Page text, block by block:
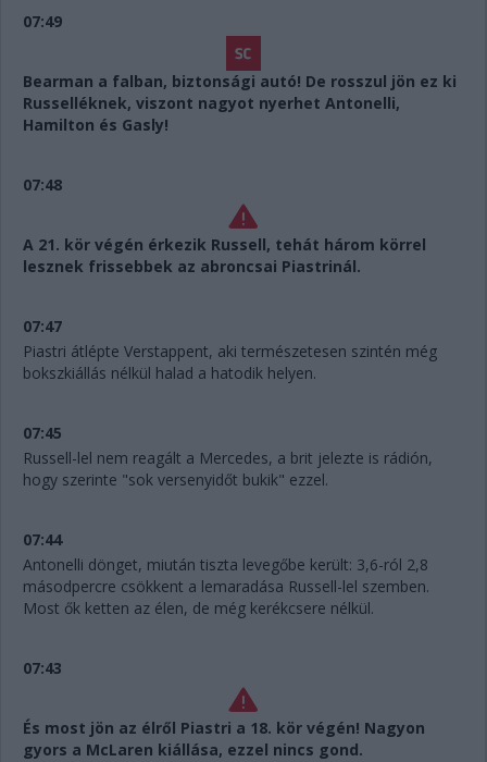
07:49
Bearman a falban, biztonsági autó! De rosszul jön ez ki
Russelléknek, viszont nagyot nyerhet Antonelli,
Hamilton és Gasly!
07:48
A 21. kör végén érkezik Russell, tehát három körrel
lesznek frissebbek az abroncsai Piastrinál.
07:47
Piastri átlépte Verstappent, aki természetesen szintén még
bokszkiállás nélkül halad a hatodik helyen.
07:45
Russell-lel nem reagált a Mercedes, a brit jelezte is rádión,
hogy szerinte "sok versenyidőt bukik" ezzel.
07:44
Antonelli dönget, miután tiszta levegőbe került: 3,6-ról 2,8
másodpercre csökkent a lemaradása Russell-lel szemben.
Most ők ketten az élen, de még kerékcsere nélkül.
07:43
És most jön az élről Piastri a 18. kör végén! Nagyon
gyors a McLaren kiállása, ezzel nincs gond.